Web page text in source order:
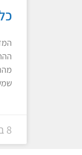
8 באוקטובר 2025